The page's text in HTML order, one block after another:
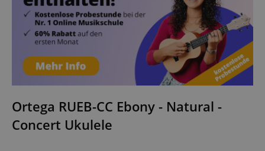
Ortega RUEB-CC Ebony - Natural -
Concert Ukulele